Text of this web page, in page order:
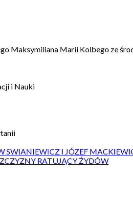
Maksymiliana Marii Kolbego ze
i Nauki
SWIANIEWICZ I JÓZEF
RATUJĄCY ŻYDÓW